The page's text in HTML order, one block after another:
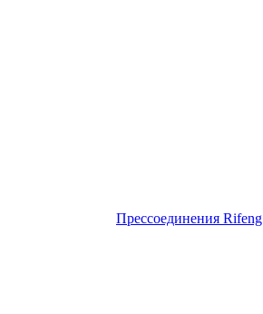
Прессоединения Rifeng